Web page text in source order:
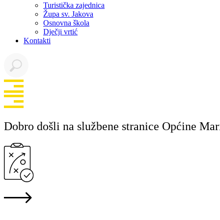
Turistička zajednica
Župa sv. Jakova
Osnovna škola
Dječji vrtić
Kontakti
Dobro došli na službene stranice Općine